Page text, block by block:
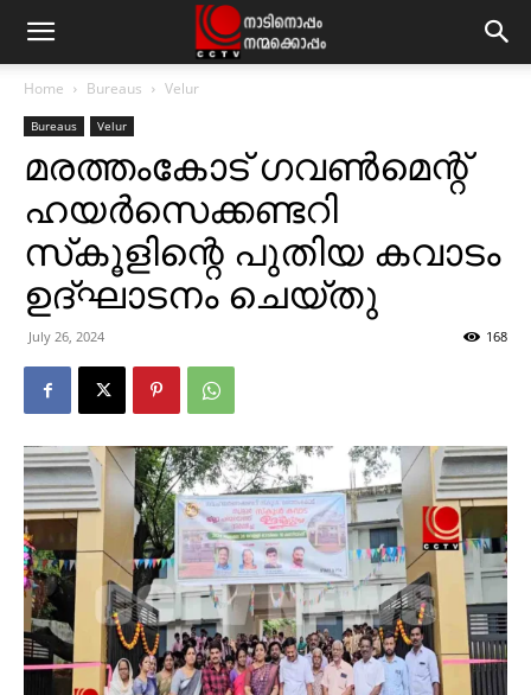
Home Bureaus Velur
Bureaus Velur
മരത്തംകോട് ഗവണ്‍മെന്റ്
ഹയര്‍സെക്കണ്ടറി
സ്‌കൂളിന്റെ പുതിയ കവാടം
ഉദ്ഘാടനം ചെയ്തു
July 26, 2024 168